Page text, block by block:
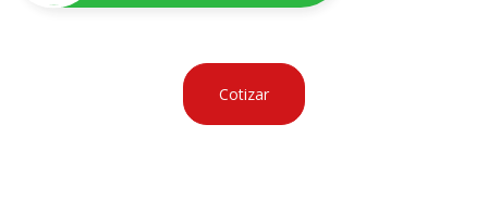
Cotizar